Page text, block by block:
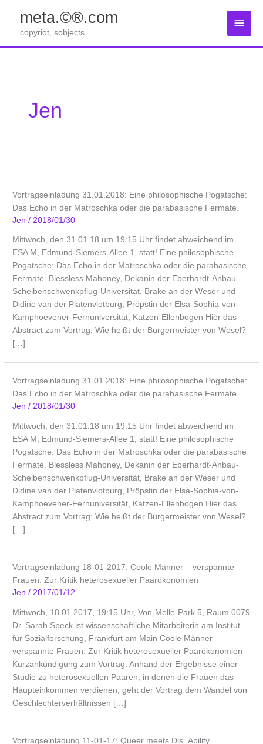
springen
meta.©®.com
copyriot, sobjects
Jen
Vortragseinladung 31.01.2018: Eine philosophische Pogatsche:
Das Echo in der Matroschka oder die parabasische Fermate.
Jen/ 2018/01/30
Mittwoch, den 31.01.18 um 19:15 Uhr findet abweichend im
ESA M, Edmund-Siemers-Allee 1, statt! Eine philosophische
Pogatsche: Das Echo in der Matroschka oder die parabasische
Fermate. Blessless Mahoney, Dekanin der Eberhardt-Anbau-
Scheibenschwenkpflug-Universität, Brake an der Weser und
Didine van der Platenvlotburg, Pröpstin der Elsa-Sophia-von-
Kamphoevener-Fernuniversität, Katzen-Ellenbogen Hier das
Abstract zum Vortrag: Wie heißt der Bürgermeister von Wesel?
[…]
Vortragseinladung 31.01.2018: Eine philosophische Pogatsche:
Das Echo in der Matroschka oder die parabasische Fermate.
Jen/2018/01/30
Mittwoch, den 31.01.18 um 19:15 Uhr findet abweichend im
ESA M, Edmund-Siemers-Allee 1, statt! Eine philosophische
Pogatsche: Das Echo in der Matroschka oder die parabasische
Fermate. Blessless Mahoney, Dekanin der Eberhardt-Anbau-
Scheibenschwenkpflug-Universität, Brake an der Weser und
Didine van der Platenvlotburg, Pröpstin der Elsa-Sophia-von-
Kamphoevener-Fernuniversität, Katzen-Ellenbogen Hier das
Abstract zum Vortrag: Wie heißt der Bürgermeister von Wesel?
[…]
Vortragseinladung 18-01-2017: Coole Männer – verspannte
Frauen. Zur Kritik heterosexueller Paarökonomien
Jen/2017/01/12
Mittwoch, 18.01.2017, 19:15 Uhr, Von-Melle-Park 5, Raum 0079
Dr. Sarah Speck ist wissenschaftliche Mitarbeiterin am Institut
für Sozialforschung, Frankfurt am Main Coole Männer –
verspannte Frauen. Zur Kritik heterosexueller Paarökonomien
Kurzankündigung zum Vortrag: Anhand der Ergebnisse einer
Studie zu heterosexuellen Paaren, in denen die Frauen das
Haupteinkommen verdienen, geht der Vortrag dem Wandel von
Geschlechterverhältnissen […]
Vortragseinladung 11-01-17: Queer meets Dis_Ability